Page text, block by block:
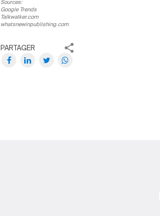
Sources:
Google Trends
Talkwalker.com
whatsnewinpublishing.com
PARTAGER